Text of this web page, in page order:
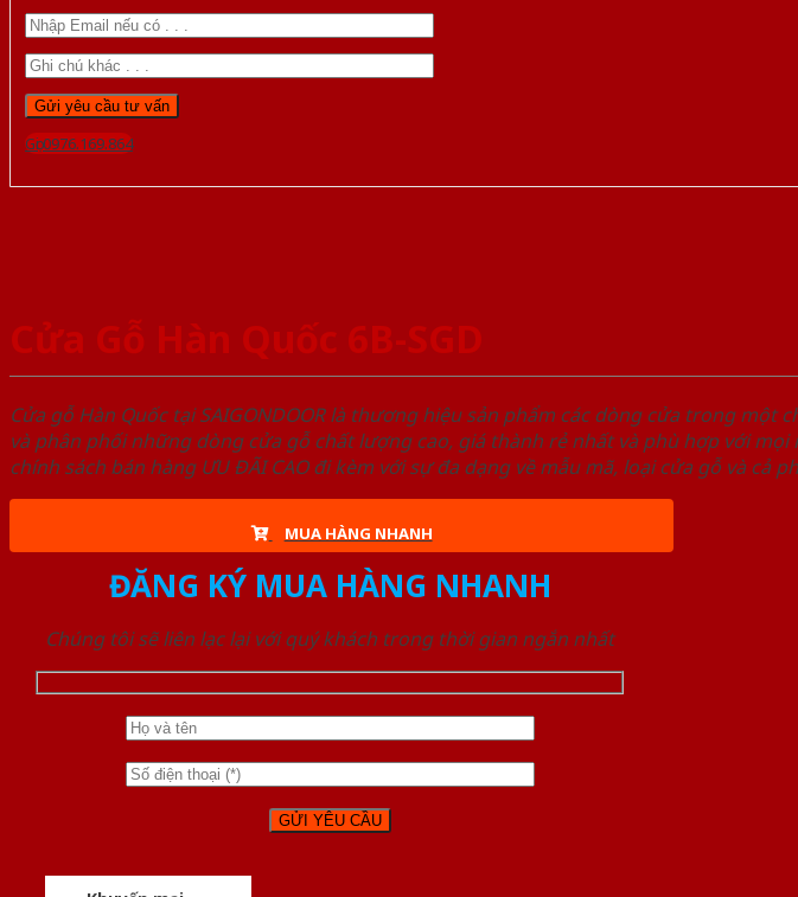
Gọi 0976.169.864
Cửa Gỗ Hàn Quốc 6B-SGD
Cửa gỗ Hàn Quốc tại SAIGONDOOR là thương hiệu sản phẩm các dòng cửa trong một
và phân phối những dòng cửa gỗ chất lượng cao, giá thành rẻ nhất và phù hợp với mọi
chính sách bán hàng ƯU ĐÃI CAO đi kèm với sự đa dạng về mẫu mã, loại cửa gỗ và cả
MUA HÀNG NHANH
ĐĂNG KÝ MUA HÀNG NHANH
Chúng tôi sẽ liên lạc lại với quý khách trong thời gian ngắn nhất